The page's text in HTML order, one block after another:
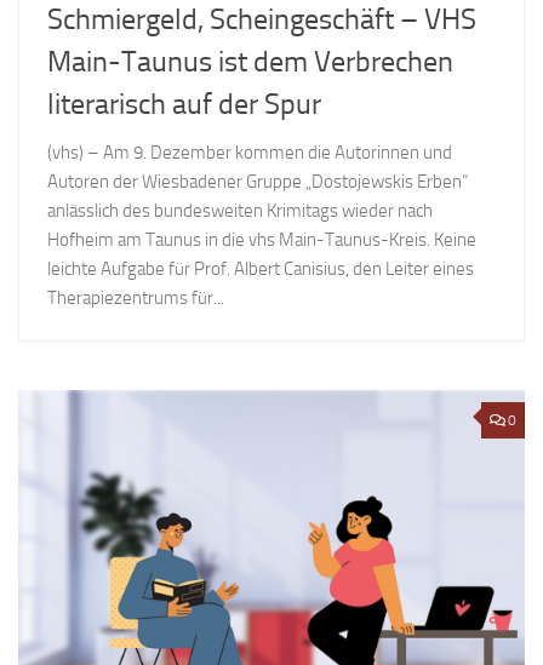
Schmiergeld, Scheingeschäft – VHS
Main-Taunus ist dem Verbrechen
literarisch auf der Spur
(vhs) – Am 9. Dezember kommen die Autorinnen und
Autoren der Wiesbadener Gruppe „Dostojewskis Erben“
anlässlich des bundesweiten Krimitags wieder nach
Hofheim am Taunus in die vhs Main-Taunus-Kreis. Keine
leichte Aufgabe für Prof. Albert Canisius, den Leiter eines
Therapiezentrums für...
0